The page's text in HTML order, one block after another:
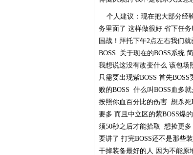
个人建议：现在把大部分经
务里面了 这样做很好 省下任
国战！拜托下午2点左右我们
BOSS 关于现在的BOSS系统
我想说这没有改变什么 该包场
只需要出现紫BOSS 首先
败的BOSS 什么叫BOSS血多
按照你血百分比的伤害 想杀死
要多 而且中立区的紫BOSS爆
须50秒之后才能拾取 想捡更
要讲了 打完BOSS还不是那些
干掉装备最好的人 因为不能原